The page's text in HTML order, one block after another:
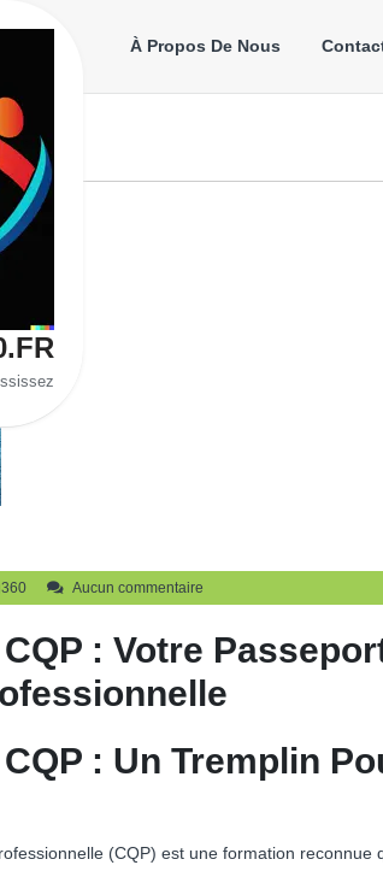
À Propos De Nous
training360
Aucun commentaire
: Votre
: Un Tremplin
(CQP) est une formation reconnue